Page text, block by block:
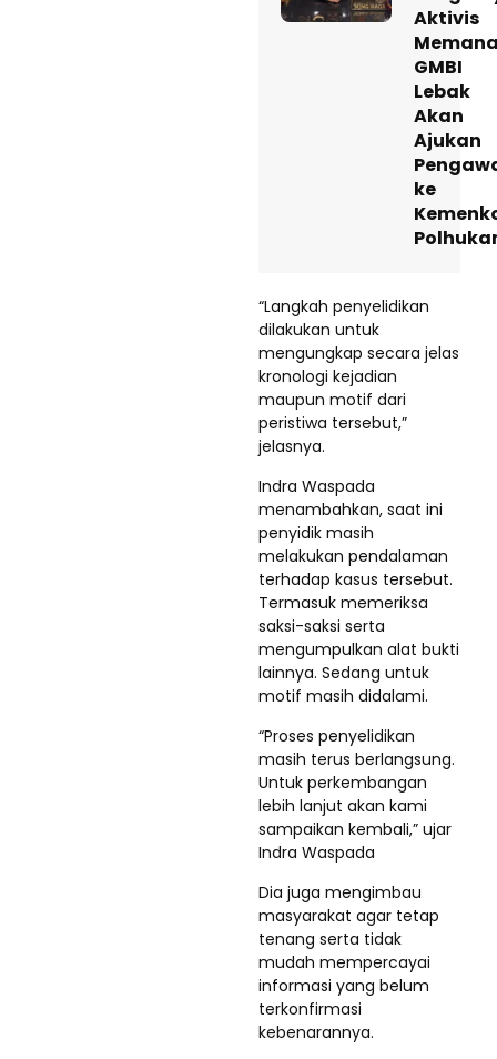
Aktivis
GMBI
Lebak
Akan
Ajukan
ke
“Langkah penyelidikan
dilakukan untuk
mengungkap secara jelas
kronologi kejadian
maupun motif dari
peristiwa tersebut,”
jelasnya.
Indra Waspada
menambahkan, saat ini
penyidik masih
melakukan pendalaman
terhadap kasus tersebut.
Termasuk memeriksa
saksi-saksi serta
mengumpulkan alat bukti
lainnya. Sedang untuk
motif masih didalami.
“Proses penyelidikan
masih terus berlangsung.
Untuk perkembangan
lebih lanjut akan kami
sampaikan kembali,” ujar
Indra Waspada
Dia juga mengimbau
masyarakat agar tetap
tenang serta tidak
mudah mempercayai
informasi yang belum
terkonfirmasi
kebenarannya.